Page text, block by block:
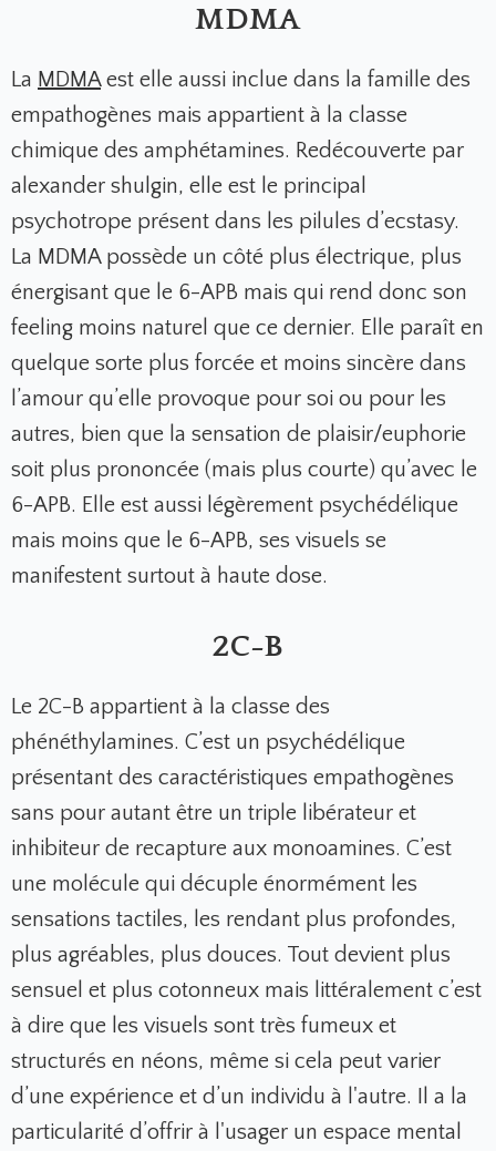
MDMA
La MDMAest elle aussi inclue dans la famille des
empathogènes mais appartient à la classe
chimique des amphétamines. Redécouverte par
alexander shulgin, elle est le principal
psychotrope présent dans les pilules d’ecstasy.
La MDMA possède un côté plus électrique, plus
énergisant que le 6-APB mais qui rend donc son
feeling moins naturel que ce dernier. Elle paraît en
quelque sorte plus forcée et moins sincère dans
l’amour qu’elle provoque pour soi ou pour les
autres, bien que la sensation de plaisir/euphorie
soit plus prononcée (mais plus courte) qu’avec le
6-APB. Elle est aussi légèrement psychédélique
mais moins que le 6-APB, ses visuels se
manifestent surtout à haute dose.
2C-B
Le 2C-B appartient à la classe des
phénéthylamines. C’est un psychédélique
présentant des caractéristiques empathogènes
sans pour autant être un triple libérateur et
inhibiteur de recapture aux monoamines. C’est
une molécule qui décuple énormément les
sensations tactiles, les rendant plus profondes,
plus agréables, plus douces. Tout devient plus
sensuel et plus cotonneux mais littéralement c’est
à dire que les visuels sont très fumeux et
structurés en néons, même si cela peut varier
d’une expérience et d’un individu à l'autre. Il a la
particularité d’offrir à l'usager un espace mental